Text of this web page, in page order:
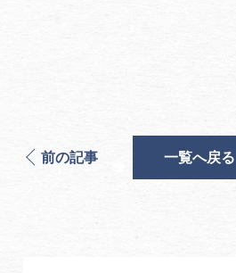
前の記事 一覧へ戻る